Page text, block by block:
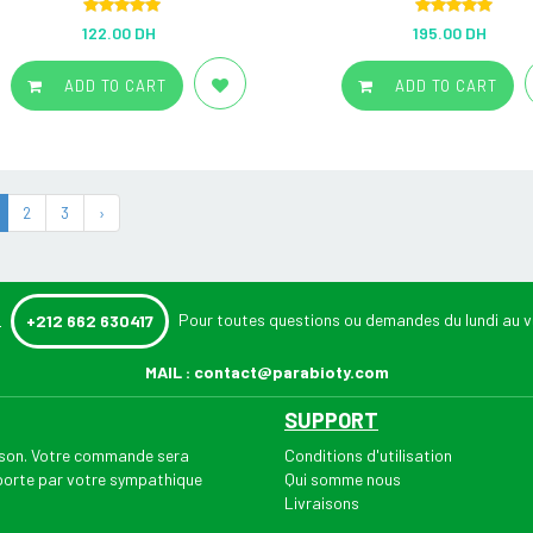
Rated 5.00
out of 5
122.00 DH
ADD TO CART
Rated5.00
out of 5
195.00 DH
ADD TO CART
2 3 ›
+212 662 630417 Pour toutes questions ou demandes du lundi au
MAIL : contact@parabioty.com
Votre commande sera
par votre sympathique
SUPPORT
Conditions d'utilisation
Qui somme nous
Livraisons